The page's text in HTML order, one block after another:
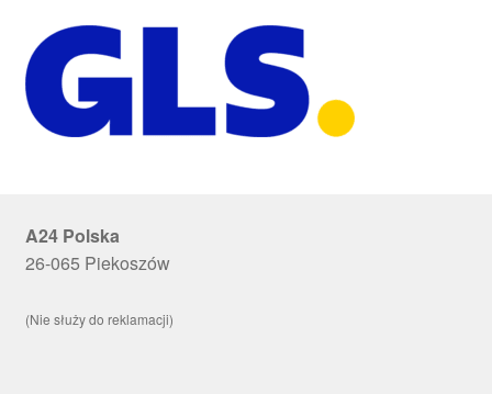
A24 Polska
26-065 Piekoszów
(Nie służy do reklamacji)